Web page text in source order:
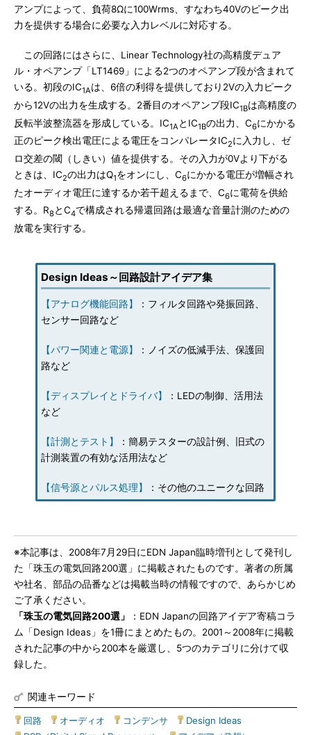
アンプによって、負荷8Ωに100Wrms、すなわち40Vのピーク出
力を提供する場合に必要な入力レベルに対応する。
この回路にはさらに、Linear Technology社の高精度デュア
ル・オペアンプ「LT1469」による2つのオペアンプ段が含まれて
いる。初段のIC1Aは、6倍の利得を提供しており2Vの入力ピーク
から12Vの出力を生成する。2番目のオペアンプ段IC1Bは高精度の
反転半波整流器を形成している。IC1A とIC1Bの出力、C6にかかる
正のピーク検出電圧による電圧をコンパレータIC2に入力し、ゼ
ロ交差の閾（しきい）値を提供する。その入力が0Vより下がる
ときは、IC2の出力はQ1をオンにし、C6にかかる電圧が増幅され
たオーディオ電圧に達するか若干超えるまで、C6に電荷を供給
する。R8とC4で構成される帰還回路は最適な音量計測のための
放電を実行する。
Design Ideas～回路設計アイデア集
【アナログ機能回路】
：フィルタ回路や発振回路、
センサー回路など
【パワー関連と電源】
：ノイズの低減手法、保護回
路など
【ディスプレイとドライバ】
：LEDの制御、活用法
など
【計測とテスト】
：簡易テスターの設計例、旧式の
計測装置の有効な活用法など
【信号源とパルス処理】 ：その他のユニークな回路
※本記事は、2008年7月29日にEDN Japan臨時増刊として発刊し
た「珠玉の電気回路200選」に掲載されたものです。著者の所属
や社名、部品の品番などは掲載当時の情報ですので、あらかじめ
ご了承ください。
「珠玉の電気回路200選」
：EDN Japanの回路アイデア寄稿コラ
ム「Design Ideas」を1冊にまとめたもの。2001～2008年に掲載
された記事の中から200本を厳選し、5つのカテゴリに分けて収
録した。
関連キーワード
回路 オーディオ コンデンサ Design Ideas